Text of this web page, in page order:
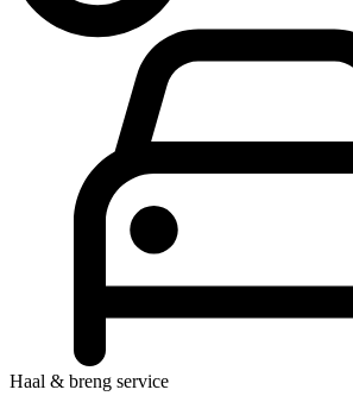
Haal & breng service